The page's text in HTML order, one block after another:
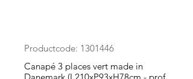
Productcode: 1301446
Canapé 3 places vert made in